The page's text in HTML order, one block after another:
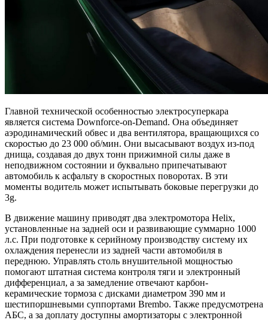
Главной технической особенностью электросуперкара
является система Downforce-on-Demand. Она объединяет
аэродинамический обвес и два вентилятора, вращающихся со
скоростью до 23 000 об/мин. Они высасывают воздух из-под
днища, создавая до двух тонн прижимной силы даже в
неподвижном состоянии и буквально припечатывают
автомобиль к асфальту в скоростных поворотах. В эти
моменты водитель может испытывать боковые перегрузки до
3g.
В движение машину приводят два электромотора Helix,
установленные на задней оси и развивающие суммарно 1000
л.с. При подготовке к серийному производству систему их
охлаждения перенесли из задней части автомобиля в
переднюю. Управлять столь внушительной мощностью
помогают штатная система контроля тяги и электронный
дифференциал, а за замедление отвечают карбон-
керамические тормоза с дисками диаметром 390 мм и
шестипоршневыми суппортами Brembo. Также предусмотрена
АБС, а за доплату доступны амортизаторы с электронной